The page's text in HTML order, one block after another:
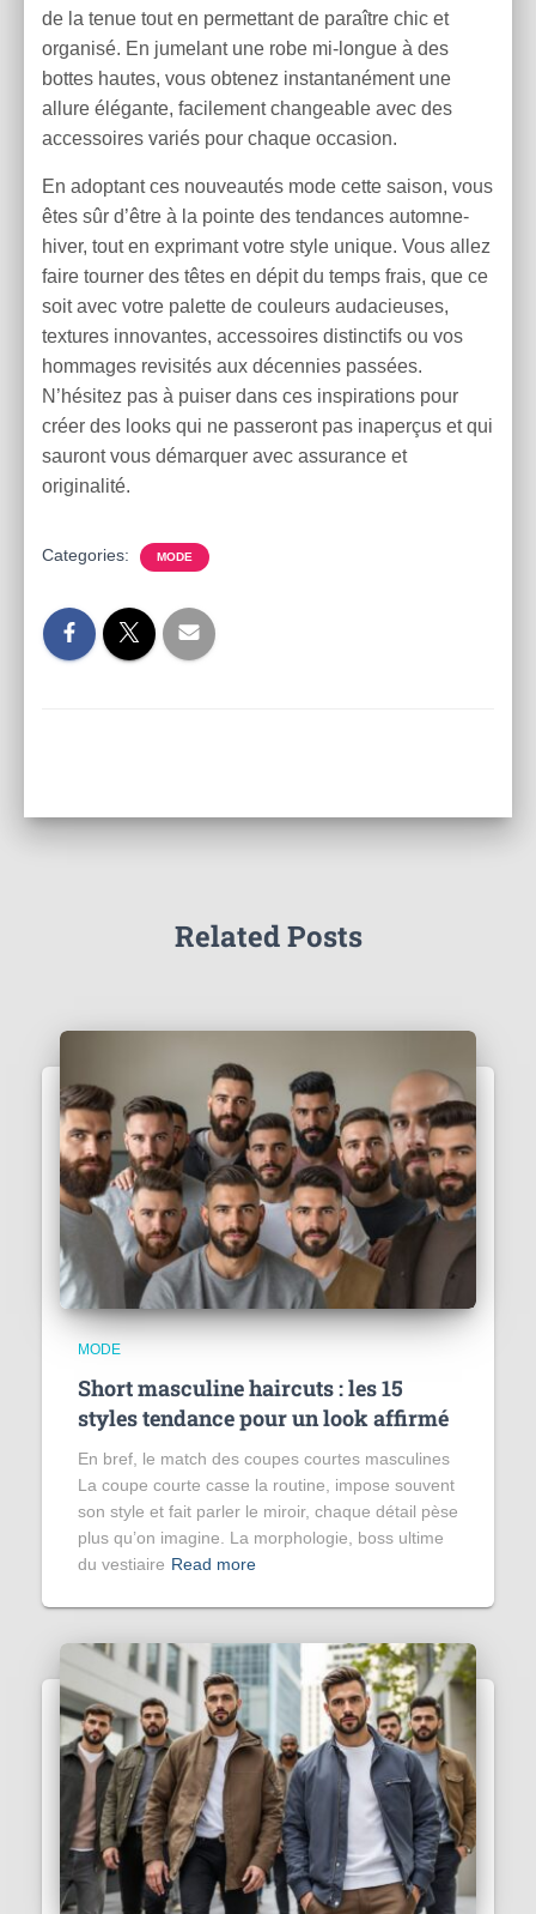
de la tenue tout en permettant de paraître chic et
organisé. En jumelant une robe mi-longue à des
bottes hautes, vous obtenez instantanément une
allure élégante, facilement changeable avec des
accessoires variés pour chaque occasion.
En adoptant ces nouveautés mode cette saison, vous
êtes sûr d’être à la pointe des tendances automne-
hiver, tout en exprimant votre style unique. Vous allez
faire tourner des têtes en dépit du temps frais, que ce
soit avec votre palette de couleurs audacieuses,
textures innovantes, accessoires distinctifs ou vos
hommages revisités aux décennies passées.
N’hésitez pas à puiser dans ces inspirations pour
créer des looks qui ne passeront pas inaperçus et qui
sauront vous démarquer avec assurance et
originalité.
Categories: MODE
Related Posts
MODE
Short masculine haircuts : les 15
styles tendance pour un look affirmé
En bref, le match des coupes courtes masculines
La coupe courte casse la routine, impose souvent
son style et fait parler le miroir, chaque détail pèse
plus qu’on imagine. La morphologie, boss ultime
du vestiaire Read more